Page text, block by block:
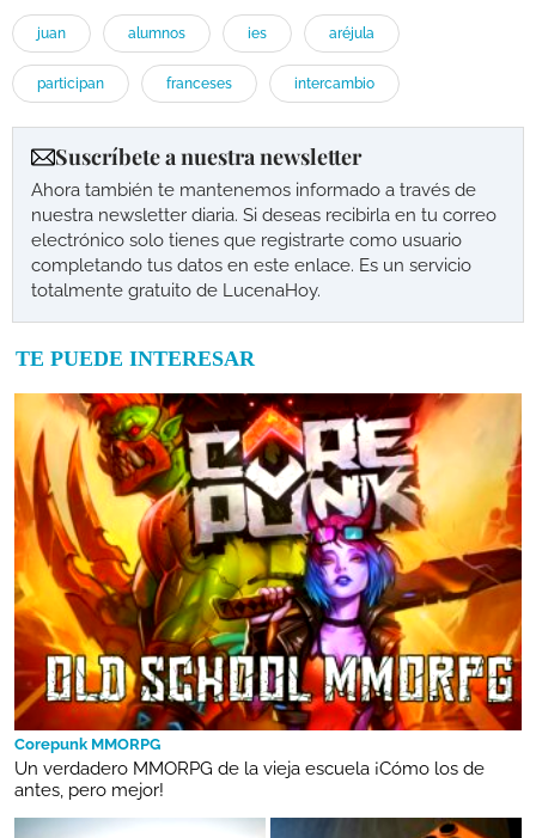
juan alumnos ies aréjula
participan franceses intercambio
Suscríbete a nuestra newsletter
Ahora también te mantenemos informado a través de
nuestra newsletter diaria. Si deseas recibirla en tu correo
electrónico solo tienes que registrarte como usuario
completando tus datos en este enlace. Es un servicio
totalmente gratuito de LucenaHoy.
TE PUEDE INTERESAR
Corepunk MMORPG
Un verdadero MMORPG de la vieja escuela ¡Cómo los de
antes, pero mejor!